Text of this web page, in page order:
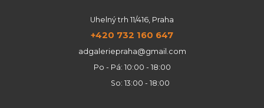
Uhelný trh 11/416, Praha
+420 732 160 647
adgaleriepraha@gmail.com
Po - Pá: 10:00 - 18:00
So: 13:00 - 18:00